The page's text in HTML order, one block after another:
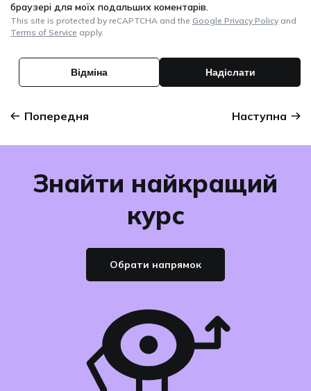
браузері для моїх подальших коментарів.
This site is protected by reCAPTCHA and the Google Privacy Policy and
Terms of Service apply.
Попередня Наступна
Знайти найкращий
курс
Обрати напрямок